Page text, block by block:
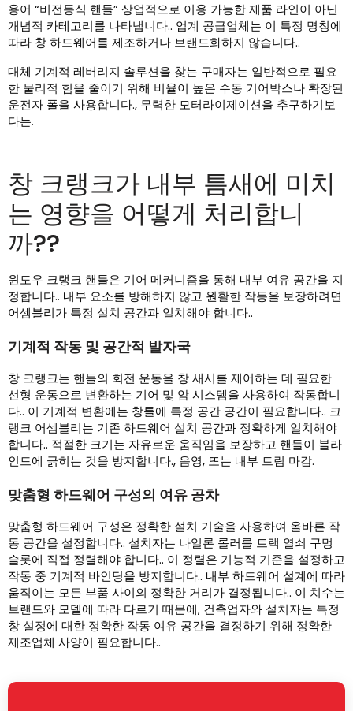
용어 “비전동식 핸들” 상업적으로 이용 가능한 제품 라인이 아닌
개념적 카테고리를 나타냅니다.. 업계 공급업체는 이 특정 명칭에
따라 창 하드웨어를 제조하거나 브랜드화하지 않습니다..
대체 기계적 레버리지 솔루션을 찾는 구매자는 일반적으로 필요
한 물리적 힘을 줄이기 위해 비율이 높은 수동 기어박스나 확장된
운전자 폴을 사용합니다., 무력한 모터라이제이션을 추구하기보
다는.
창 크랭크가 내부 틈새에 미치
는 영향을 어떻게 처리합니
까??
윈도우 크랭크 핸들은 기어 메커니즘을 통해 내부 여유 공간을 지
정합니다.. 내부 요소를 방해하지 않고 원활한 작동을 보장하려면
어셈블리가 특정 설치 공간과 일치해야 합니다..
기계적 작동 및 공간적 발자국
창 크랭크는 핸들의 회전 운동을 창 새시를 제어하는 ​​데 필요한
선형 운동으로 변환하는 기어 및 암 시스템을 사용하여 작동합니
다.. 이 기계적 변환에는 창틀에 특정 공간 공간이 필요합니다.. 크
랭크 어셈블리는 기존 하드웨어 설치 공간과 정확하게 일치해야
합니다.. 적절한 크기는 자유로운 움직임을 보장하고 핸들이 블라
인드에 긁히는 것을 방지합니다., 음영, 또는 내부 트림 마감.
맞춤형 하드웨어 구성의 여유 공차
맞춤형 하드웨어 구성은 정확한 설치 기술을 사용하여 올바른 작
동 공간을 설정합니다.. 설치자는 나일론 롤러를 트랙 열쇠 구멍
슬롯에 직접 정렬해야 합니다.. 이 정렬은 기능적 기준을 설정하고
작동 중 기계적 바인딩을 방지합니다.. 내부 하드웨어 설계에 따라
움직이는 모든 부품 사이의 정확한 거리가 결정됩니다.. 이 치수는
브랜드와 모델에 따라 다르기 때문에, 건축업자와 설치자는 특정
창 설정에 대한 정확한 작동 여유 공간을 결정하기 위해 정확한
제조업체 사양이 필요합니다..